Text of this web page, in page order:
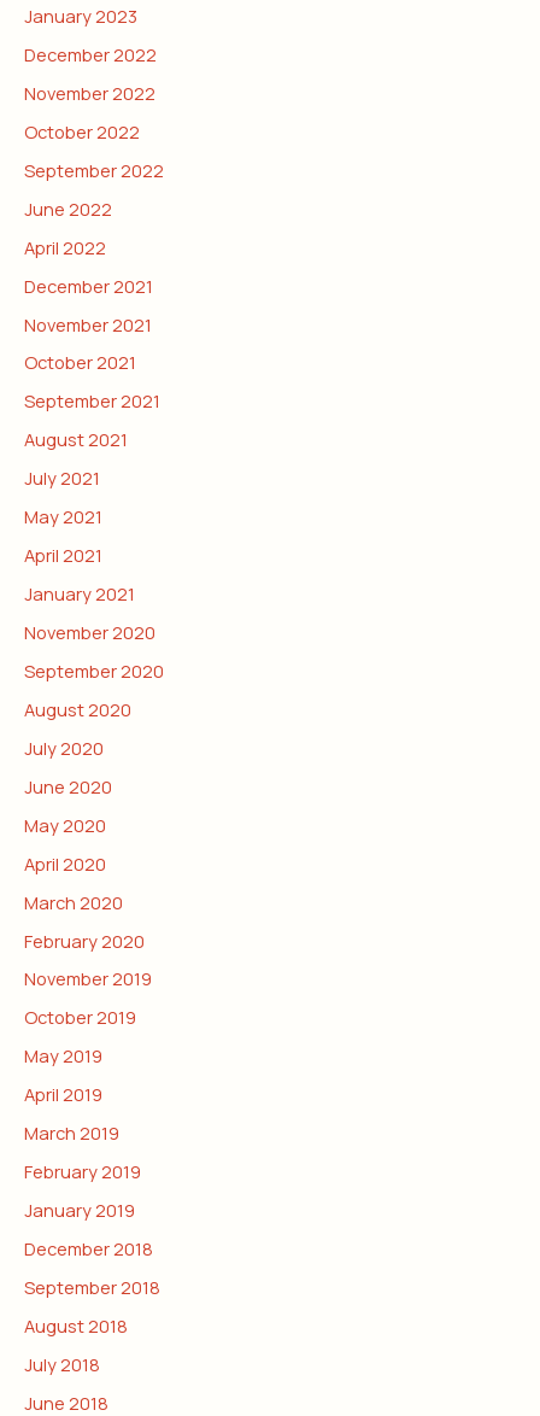
January 2023
December 2022
November 2022
October 2022
September 2022
June 2022
April 2022
December 2021
November 2021
October 2021
September 2021
August 2021
July 2021
May 2021
April 2021
January 2021
November 2020
September 2020
August 2020
July 2020
June 2020
May 2020
April 2020
March 2020
February 2020
November 2019
October 2019
May 2019
April 2019
March 2019
February 2019
January 2019
December 2018
September 2018
August 2018
July 2018
June 2018